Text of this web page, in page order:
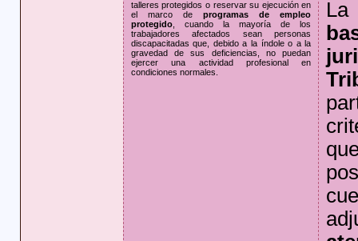
talleres protegidos o reservar su ejecución en
el marco deprogramas de empleo
protegido, cuando la mayoría de los
trabajadores afectados sean personas
discapacitadas que, debido a la índole o a la
gravedad de sus deficiencias, no puedan
ejercer una actividad profesional en
condiciones normales.
La